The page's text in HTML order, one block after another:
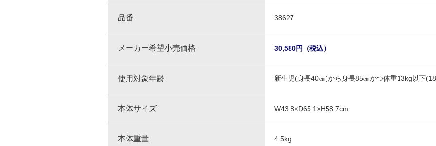
品番 38627
メーカー希望小売価格 30,580円（税込）
使用対象年齢 新生児(身長40㎝)から身長85㎝かつ体重13kg以下
本体サイズ W43.8×D65.1×H58.7cm
本体重量 4.5kg